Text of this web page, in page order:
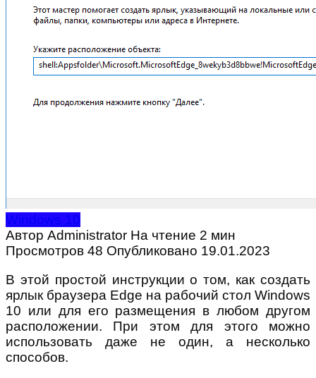
Windows 10
Автор Administrator На чтение 2 мин
Просмотров 48 Опубликовано 19.01.2023
В этой простой инструкции о том, как создать
ярлык браузера Edge на рабочий стол Windows
10 или для его размещения в любом другом
расположении. При этом для этого можно
использовать даже не один, а несколько
способов.